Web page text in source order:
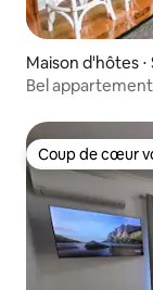
Maison d'hôtes
Bel
Coup de cœur
Coup de cœur